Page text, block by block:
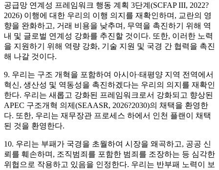
공급망 연계성 프레임워크 행동 계획 3단계(SCFAP III, 2022?
2026) 이행에 대한 우리의 이행 의지를 재확인하며, 교란의 영
향을 완화하고, 거래 비용을 낮추며, 무역을 촉진하기 위해 역
내 및 글로벌 연계성 강화를 추진할 것이다. 또한, 이러한 노력
을 지원하기 위해 역량 강화, 기술 지원 및 국경 간 협력을 촉진
해 나갈 것이다.
9. 우리는 구조 개혁을 포함하여 아시아·태평양 지역 전역에서
혁신, 생산성 및 역동성을 촉진하겠다는 우리의 의지를 재확인
한다. 우리는 새롭고 강화된 프레임워크로서 강화되고 향상된
APEC 구조개혁 의제(SEAASR, 2026?2030)의 채택을 환영한
다. 또한, 우리는 재무장관 프로세스 하에서 인천 플랜이 채택
된 것을 환영한다.
10. 우리는 부패가 국경을 초월하여 시장을 왜곡하고, 공공 신
뢰를 훼손하며, 조직범죄를 포함한 범죄를 조장하는 등 심각한
위협으로 작용하고 있음을 인정한다. 우리는 반부패 노력이 보